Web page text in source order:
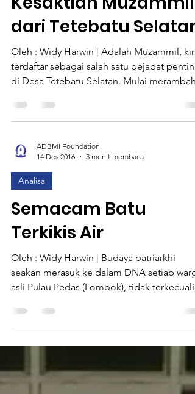
Kesaktian Muzammil
dari Tetebatu Selatan
Oleh : Widy Harwin | Adalah Muzammil, kini
di Desa Tetebatu Selatan. Mulai merambah
jenjang...
ADBMI Foundation
14 Des 2016
Analisa
Semacam Batu
Terkikis Air
Oleh : Widy Harwin | Budaya patriarkhi
asli Pulau Pedas (Lombok), tidak terkecuali
daerah Lombok...